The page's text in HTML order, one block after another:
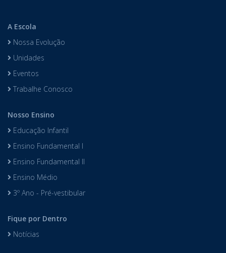
A Escola
Nossa Evolução
Unidades
Eventos
Trabalhe Conosco
Nosso Ensino
Educação Infantil
Ensino Fundamental I
Ensino Fundamental II
Ensino Médio
3º Ano - Pré-vestibular
Fique por Dentro
Notícias